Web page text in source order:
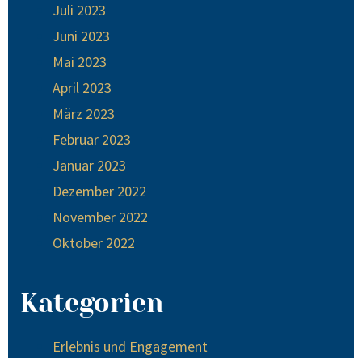
Juli 2023
Juni 2023
Mai 2023
April 2023
März 2023
Februar 2023
Januar 2023
Dezember 2022
November 2022
Oktober 2022
Kategorien
Erlebnis und Engagement